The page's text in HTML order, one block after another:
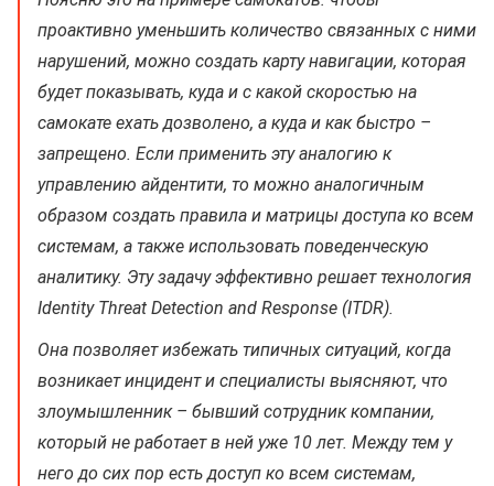
проактивно уменьшить количество связанных с ними
нарушений, можно создать карту навигации, которая
будет показывать, куда и с какой скоростью на
самокате ехать дозволено, а куда и как быстро –
запрещено. Если применить эту аналогию к
управлению айдентити, то можно аналогичным
образом создать правила и матрицы доступа ко всем
системам, а также использовать поведенческую
аналитику. Эту задачу эффективно решает технология
Identity Threat Detection and Response (ITDR).
Она позволяет избежать типичных ситуаций, когда
возникает инцидент и специалисты выясняют, что
злоумышленник – бывший сотрудник компании,
который не работает в ней уже 10 лет. Между тем у
него до сих пор есть доступ ко всем системам,